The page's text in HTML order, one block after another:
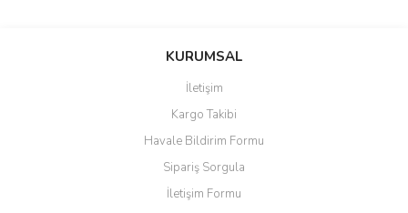
Bu ürüne ilk yorumu siz yapın!
Ürün resmi kalitesiz, bozuk veya görüntülenemiyor.
Ürün açıklamasında eksik bilgiler bulunuyor.
Ürün bilgilerinde hatalar bulunuyor.
Ürün fiyatı diğer sitelerden daha pahalı.
KURUMSAL
İletişim
Kargo Takibi
Havale Bildirim Formu
Sipariş Sorgula
İletişim Formu